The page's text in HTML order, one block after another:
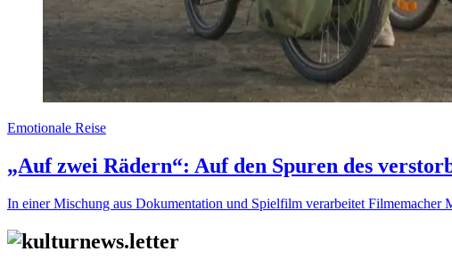
Emotionale Reise
„Auf zwei Rädern“: Auf den Spuren des
In einer Mischung aus Dokumentation und Spielfilm verarbeitet Filmemacher